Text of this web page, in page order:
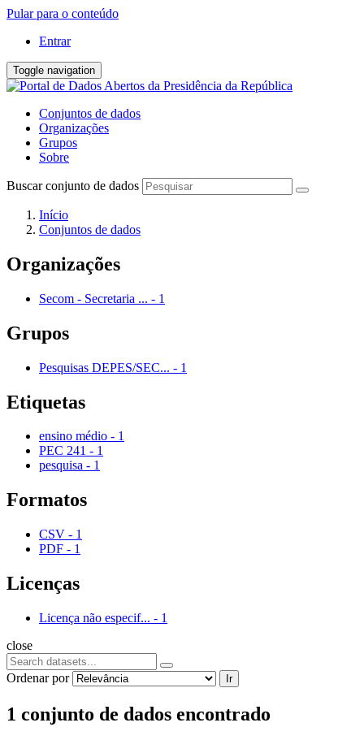
Pular para o conteúdo
Entrar
Toggle navigation
Conjuntos de dados
Organizações
Grupos
Sobre
Buscar conjunto de dados
Início
Conjuntos de dados
Organizações
Secom - Secretaria ... - 1
Grupos
Pesquisas DEPES/SEC... - 1
Etiquetas
ensino médio - 1
PEC 241 - 1
pesquisa - 1
Formatos
CSV - 1
PDF - 1
Licenças
Licença não especif... - 1
close
Ordenar por Ir
1 conjunto de dados encontrado